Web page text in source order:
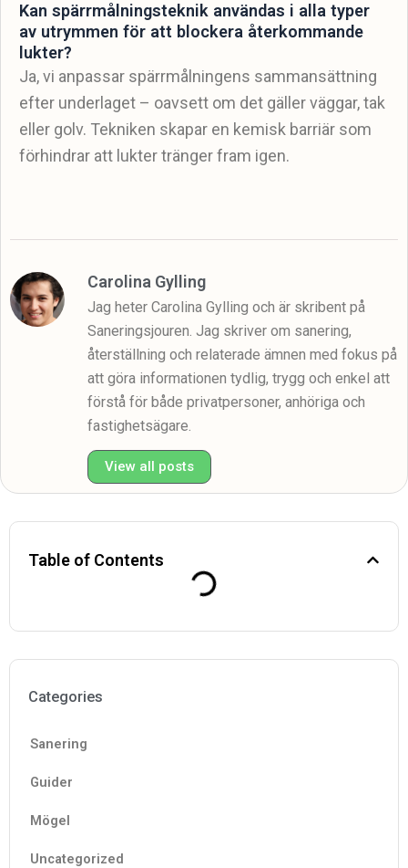
Kan spärrmålningsteknik användas i alla typer
av utrymmen för att blockera återkommande
lukter?
Ja, vi anpassar spärrmålningens sammansättning
efter underlaget – oavsett om det gäller väggar, tak
eller golv. Tekniken skapar en kemisk barriär som
förhindrar att lukter tränger fram igen.
Carolina Gylling
Jag heter Carolina Gylling och är skribent på
Saneringsjouren. Jag skriver om sanering,
återställning och relaterade ämnen med fokus på
att göra informationen tydlig, trygg och enkel att
förstå för både privatpersoner, anhöriga och
fastighetsägare.
View all posts
Table of Contents
Categories
Sanering
Guider
Mögel
Uncategorized